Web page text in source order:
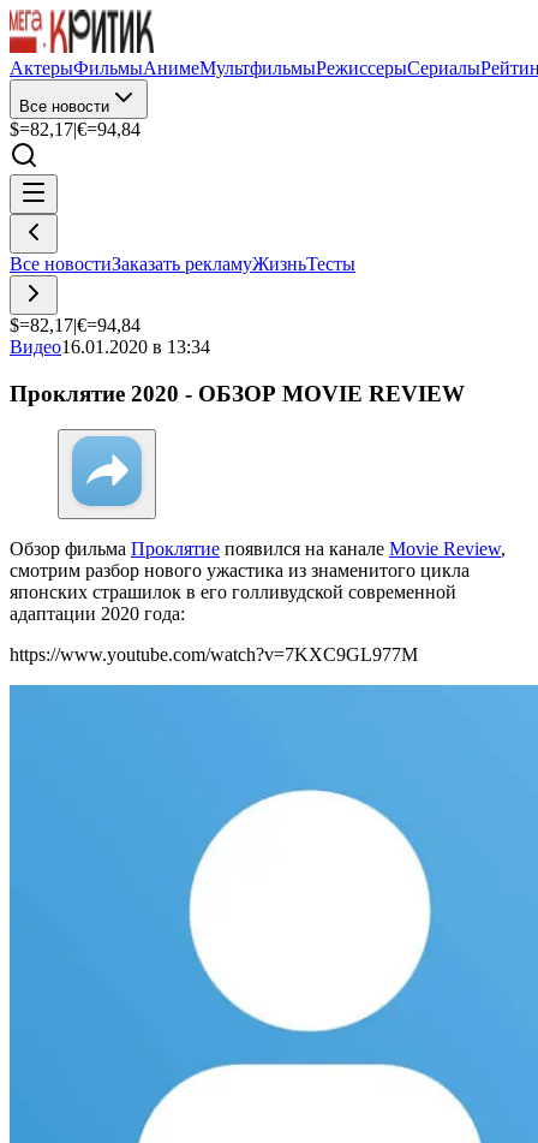
АктерыФильмыАнимеМультфильмыРежиссерыСериалы
Все новости
$=82,17|€=94,84
Все новостиЗаказать рекламуЖизньТесты
$=82,17|€=94,84
Видео16.01.2020 в 13:34
Проклятие 2020 - ОБЗОР MOVIE REVIEW
Обзор фильма Проклятие появился на канале Movie Review,
смотрим разбор нового ужастика из знаменитого цикла
японских страшилок в его голливудской современной
адаптации 2020 года:
https://www.youtube.com/watch?v=7KXC9GL977M